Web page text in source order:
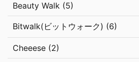
Beauty Walk (5)
Bitwalk(ビットウォーク) (6)
Cheeese (2)